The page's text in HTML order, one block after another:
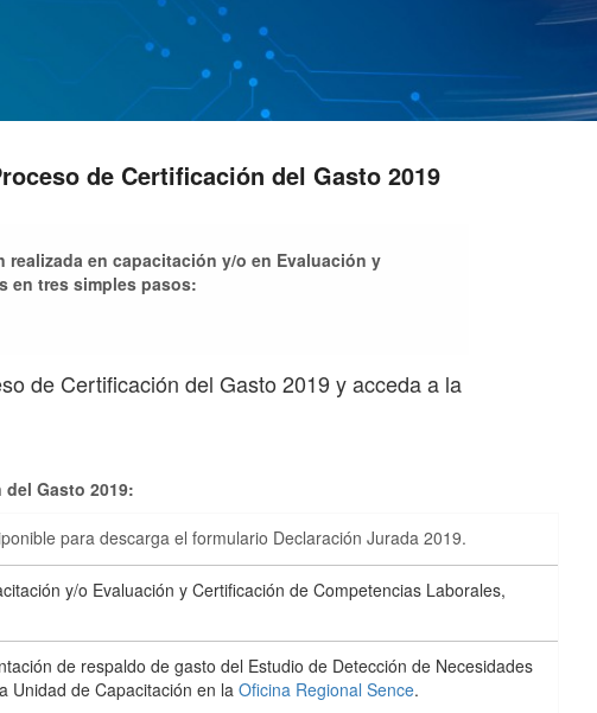
de Certificación del Gasto 2019
en capacitación y/o en Evaluación y
en tres simples pasos:
de Certificación del Gasto 2019 y acceda a la
Gasto 2019:
para descarga el formulario Declaración Jurada 2019.
y/o Evaluación y Certificación de Competencias Laborales,
de respaldo de gasto del Estudio de Detección de Necesidades
Unidad de Capacitación en la Oficina Regional Sence.